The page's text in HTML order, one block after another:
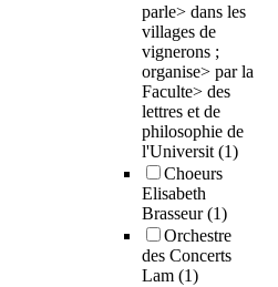
parle> dans les
villages de
vignerons ;
organise> par la
Faculte> des
lettres et de
philosophie de
l'Universit(1)
Choeurs
Elisabeth
Brasseur(1)
Orchestre
des Concerts
Lam (1)